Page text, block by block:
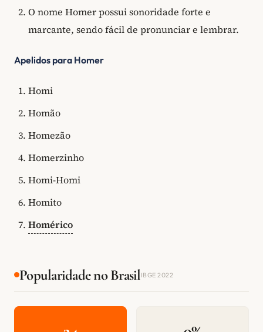
O nome Homer possui sonoridade forte e
marcante, sendo fácil de pronunciar e lembrar.
Apelidos para Homer
Homi
Homão
Homezão
Homerzinho
Homi-Homi
Homito
Homérico
Popularidade no BrasilIBGE 2022